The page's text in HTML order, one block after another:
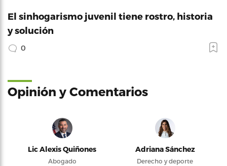
El sinhogarismo juvenil tiene rostro, historia
y solución
0
Opinión y Comentarios
Lic Alexis Quiñones
Abogado
Adriana Sánchez
Derecho y deporte